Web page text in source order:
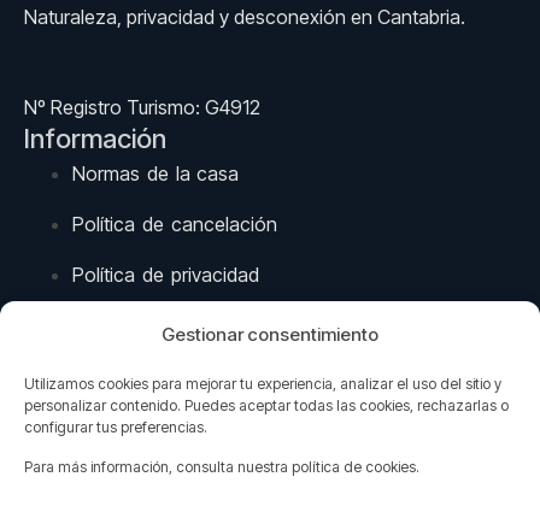
Gestionar consentimiento
Utilizamos cookies para mejorar tu experiencia, analizar el uso del sitio y
personalizar contenido. Puedes aceptar todas las cookies, rechazarlas o
configurar tus preferencias.
Para más información, consulta nuestra política de cookies.
Naturaleza, privacidad y desconexión en Cantabria.
Nº Registro Turismo: G4912
Información
Normas de la casa
Política de cancelación
Política de privacidad
Aviso legal
Vallines, Cantabria Occidental